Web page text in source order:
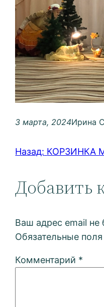
3 марта, 2024Ирина
Назад: КОРЗИНКА
Добавить
Ваш адрес email не
Обязательные
Комментарий *